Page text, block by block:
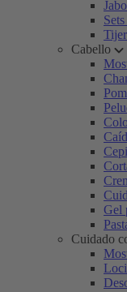
Cabello
Gel
Cuidado